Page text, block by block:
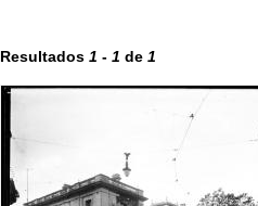
Resultados 1 - 1 de 1